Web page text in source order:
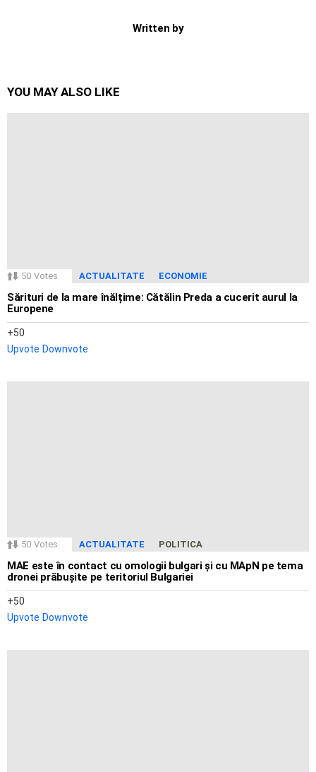
Written by
YOU MAY ALSO LIKE
50 Votes ACTUALITATE ECONOMIE
Sărituri de la mare înălțime: Cătălin Preda a cucerit aurul la
Europene
50
Upvote Downvote
50 Votes ACTUALITATE POLITICA
MAE este în contact cu omologii bulgari și cu MApN pe tema
dronei prăbușite pe teritoriul Bulgariei
50
Upvote Downvote